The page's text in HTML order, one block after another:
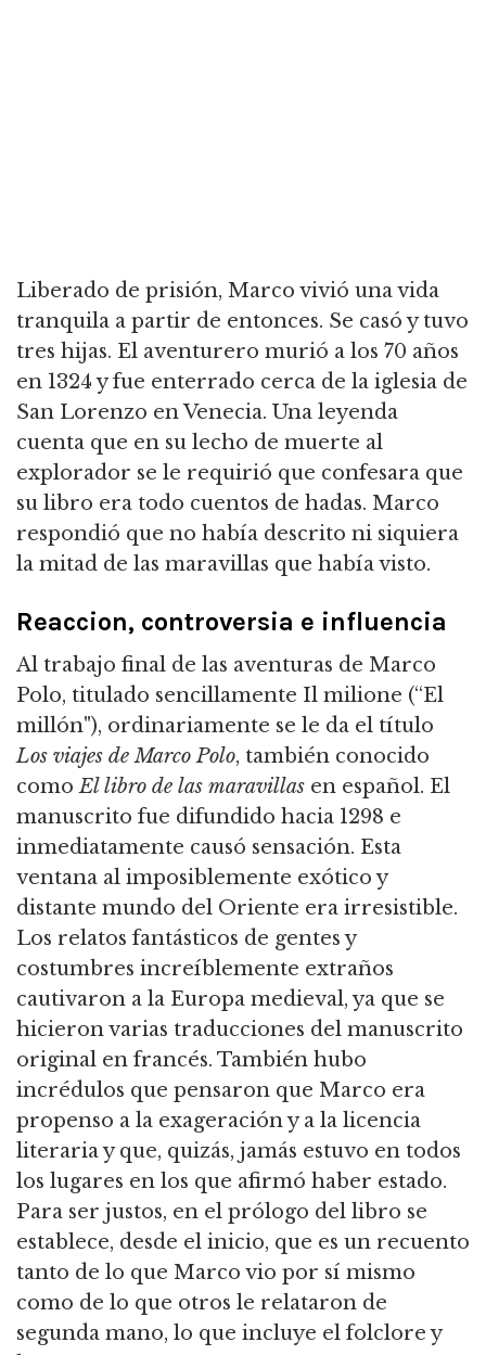
Liberado de prisión, Marco vivió una vida
tranquila a partir de entonces. Se casó y tuvo
tres hijas. El aventurero murió a los 70 años
en 1324 y fue enterrado cerca de la iglesia de
San Lorenzo en Venecia. Una leyenda
cuenta que en su lecho de muerte al
explorador se le requirió que confesara que
su libro era todo cuentos de hadas. Marco
respondió que no había descrito ni siquiera
la mitad de las maravillas que había visto.
Reaccion, controversia e influencia
Al trabajo final de las aventuras de Marco
Polo, titulado sencillamente Il milione (“El
millón"), ordinariamente se le da el título
Los viajes de Marco Polo, también conocido
comoEl libro de las maravillas en español. El
manuscrito fue difundido hacia 1298 e
inmediatamente causó sensación. Esta
ventana al imposiblemente exótico y
distante mundo del Oriente era irresistible.
Los relatos fantásticos de gentes y
costumbres increíblemente extraños
cautivaron a la Europa medieval, ya que se
hicieron varias traducciones del manuscrito
original en francés. También hubo
incrédulos que pensaron que Marco era
propenso a la exageración y a la licencia
literaria y que, quizás, jamás estuvo en todos
los lugares en los que afirmó haber estado.
Para ser justos, en el prólogo del libro se
establece, desde el inicio, que es un recuento
tanto de lo que Marco vio por sí mismo
como de lo que otros le relataron de
segunda mano, lo que incluye el folclore y